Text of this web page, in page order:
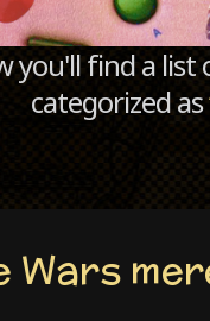
you'll find a
categorized as
Wars